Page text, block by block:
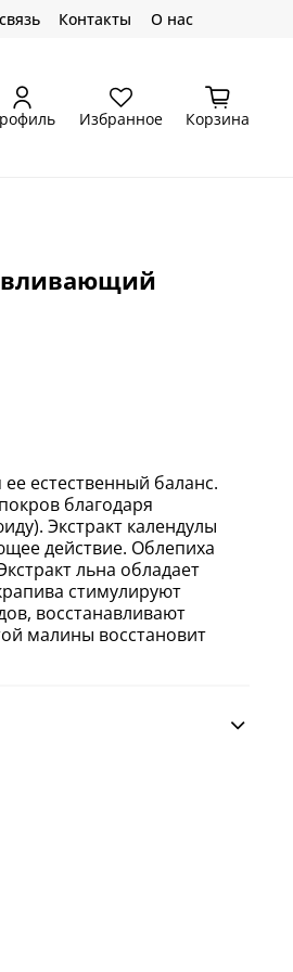
Контакты О нас
Избранное Корзина
естественный баланс.
благодаря
Экстракт календулы
действие. Облепиха
льна обладает
стимулируют
восстанавливают
малины восстановит